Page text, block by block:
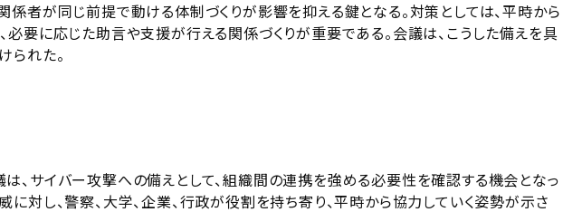
係者が同じ前提で動ける体制づくりが影響を抑える鍵となる。対策としては、平時から
必要に応じた助言や支援が行える関係づくりが重要である。会議は、こうした備えを具
られた。
、サイバー攻撃への備えとして、組織間の連携を強める必要性を確認する機会となっ
対し、警察、大学、企業、行政が役割を持ち寄り、平時から協力していく姿勢が示さ